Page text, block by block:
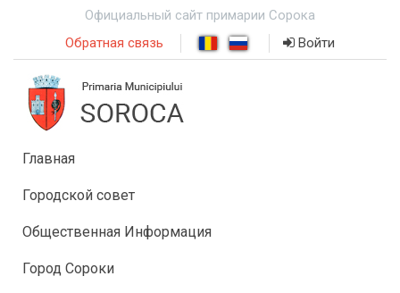
Официальный сайт примарии Сорока
Обратная связь
Войти
Главная
Городской совет
Общественная Информация
Город Сороки